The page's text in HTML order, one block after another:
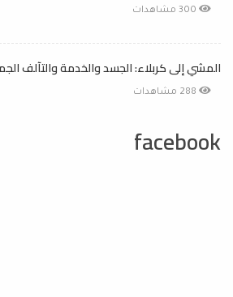
المشي إلى كربلاء: الجسد والخدمة والتآلف
facebook